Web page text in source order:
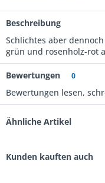
Beschreibung
Schlichtes aber
grün und rosenholz-rot
Bewertungen 0
Bewertungen lesen,
Ähnliche Artikel
Kunden kauften auch